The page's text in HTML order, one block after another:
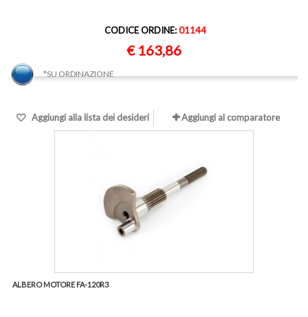
CODICE ORDINE:01144
€ 163,86
*SU ORDINAZIONE
Aggiungi alla lista dei desideri Aggiungi al comparatore
ALBERO MOTORE FA-120R3